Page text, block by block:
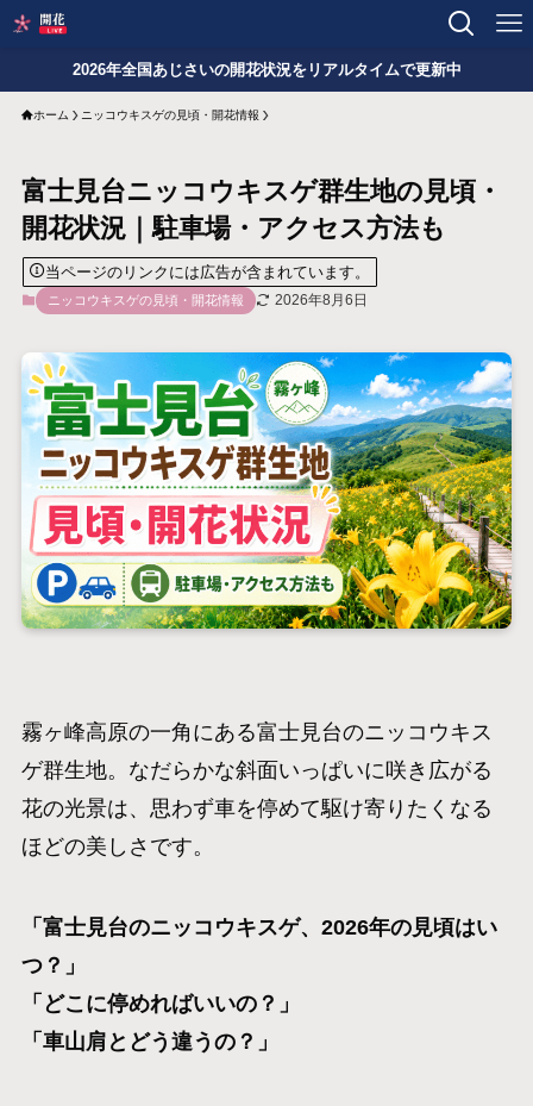
2026年全国あじさいの開花状況をリアルタイムで更新中
ホーム ニッコウキスゲの見頃・開花情報
富士見台ニッコウキスゲ群生地の見頃・
開花状況｜駐車場・アクセス方法も
当ページのリンクには広告が含まれています。
ニッコウキスゲの見頃・開花情報 2026年8月6日
霧ヶ峰高原の一角にある富士見台のニッコウキス
ゲ群生地。なだらかな斜面いっぱいに咲き広がる
花の光景は、思わず車を停めて駆け寄りたくなる
ほどの美しさです。
「富士見台のニッコウキスゲ、2026年の見頃はい
つ？」
「どこに停めればいいの？」
「車山肩とどう違うの？」